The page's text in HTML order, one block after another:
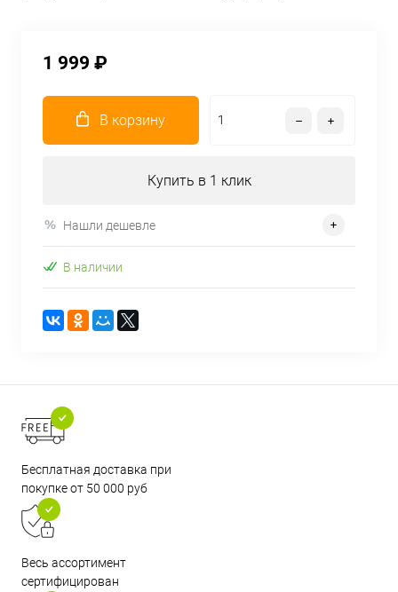
1 999 ₽
В корзину
Купить в 1 клик
Нашли дешевле
В наличии
Бесплатная доставка при
покупке от 50 000 руб
Весь ассортимент
сертифицирован